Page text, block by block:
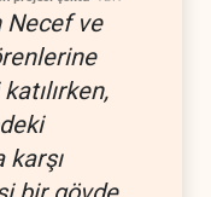
Necef ve
karşı